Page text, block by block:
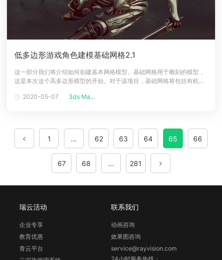
低多边形游戏角色建模基础网格2.1
这一部分我们将介绍如何创建基本网格模型。基础网格用于雕刻的模型，
这是本次这个高多边形模型的开始。对于该项目，基础网格将包括有机部
用这个流程是提高工作效率的好办法，能让你的想法快速成为3D，记得首
2020-05-07 3ds Ma...
1 ... 62 63 64 65 66
67 68 ... 281
瑞云活动
企业专享
教育优惠
青云平台
联系我们
动画咨询
效果图咨询
service@rayvision.com